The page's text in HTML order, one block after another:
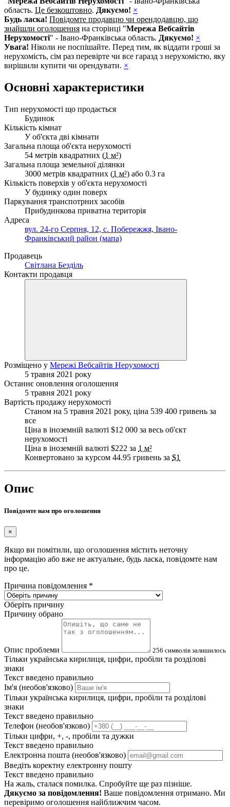
область. Це безкоштовно. Дякуємо! ×
Будь ласка! Повідомте продавцю чи орендодавцю, що
знайшли оголошення на сторінці "Мережа Вебсайтів
Нерухомості" - Івано-Франківська область. Дякуємо! ×
Увага! Ніколи не поспішайте. Перед тим, як віддати гроші за
нерухомість, сім раз перевірте чи все гаразд з нерухомістю, яку
вирішили купити чи орендувати. ×
Основні характеристики
Тип нерухомості що продається
Будинок
Кількість кімнат
У об'єкта дві кімнати
Загальна площа об'єкта нерухомості
54 метрів квадратних (1 м²)
Загальна площа земельної ділянки
3000 метрів квадратних (1 м²) або 0.3 га
Кількість поверхів у об'єкта нерухомості
У будинку один поверх
Паркування транспотрних засобів
Прибудинкова приватна територія
Адреса
вул. 24-го Серпня, 12, с. Побережжя, Івано-
Франківський район (мапа)
Продавець
Світлана Безділь
Контакти продавця
Розміщено у Мережі Вебсайтів Нерухомості
5 травня 2021 року
Останнє оновлення оголошення
5 травня 2021 року
Вартість продажу нерухомості
Станом на 5 травня 2021 року, ціна 539 400 гривень за
все
Ціна в іноземній валюті $12 000 за весь об'єкт
нерухомості
Ціна в іноземній валюті $222 за 1 м²
Конвертовано за курсом 44.95 гривень за $1
Опис
Повідомте нам про оголошення
×
Якщо ви помітили, що оголошення містить неточну
інформацію або вже не актуальне, будь ласка, повідомте нам
про це.
Причина повідомлення *
Оберіть причину
Причину обрано
Опис проблеми 256 символів залишилось
Тільки українська кирилиця, цифри, пробіли та розділові
знаки
Текст введено правильно
Ім'я (необов'язково)
Тільки українська кирилиця, цифри, пробіли та розділові
знаки
Текст введено правильно
Телефон (необов'язково)
Тільки цифри, +, -, пробіли та дужки
Текст введено правильно
Електронна пошта (необов'язково)
Введіть коректну електронну пошту
Текст введено правильно
На жаль, сталася помилка. Спробуйте ще раз пізніше.
Дякуємо за повідомлення! Ваше повідомлення отримано. Ми
перевіримо оголошення найближчим часом.